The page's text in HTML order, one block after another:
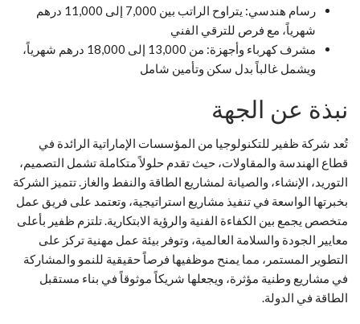
رسام هندسي: يتراوح الراتب بين 7,000 إلى 11,000 درهم
شهرياً، مع فرص للترقي الفني
مشرف كهرباء وأجهزة: من 13,000 إلى 18,000 درهم شهرياً،
ويشمل غالباً بدل سكن وتأمين شامل
نبذة عن الجهة
تُعد شركة ظفير للتكنولوجيا من المؤسسات الإماراتية الرائدة في
قطاع الهندسة والمقاولات، حيث تقدم حلولاً متكاملة تشمل التصميم،
التوريد، الإنشاء، والصيانة لمشاريع الطاقة والنفط والغاز. تتميز الشركة
بخبرتها الواسعة في تنفيذ مشاريع استراتيجية، وتعتمد على فريق عمل
متخصص يجمع بين الكفاءة الفنية والرؤية الابتكارية. تلتزم ظفير بأعلى
معايير الجودة والسلامة العالمية، وتوفر بيئة عمل مهنية تركز على
التطوير المستمر، مما يمنح موظفيها فرصاً حقيقية للنمو والمشاركة
في مشاريع وطنية مؤثرة، ويجعلها شريكاً موثوقاً في بناء مستقبل
الطاقة في الدولة.